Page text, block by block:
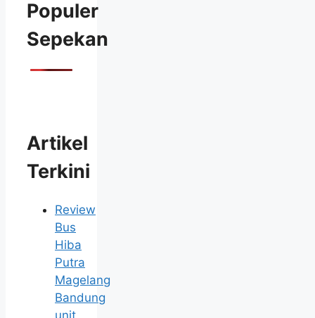
Populer
Sepekan
Artikel
Terkini
Review
Bus
Hiba
Putra
Magelang
Bandung